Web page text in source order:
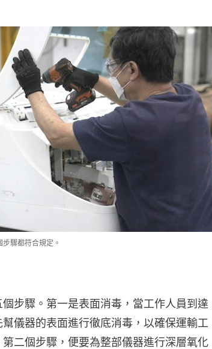
驟都符合規定。
步驟。第一是表面消毒，當工作人員到達
儀器的表面進行徹底消毒，以確保運輸工
二個步驟，便要為整部儀器進行深層氧化